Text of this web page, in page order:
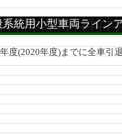
統用小型車両ライン
度(2020年度)までに全車引